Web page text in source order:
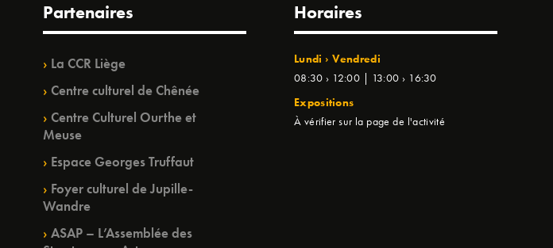
Partenaires
La CCR Liège
Centre culturel de Chênée
Centre Culturel Ourthe et
Meuse
Espace Georges Truffaut
Foyer culturel de Jupille-
Wandre
ASAP – L’Assemblée des
Horaires
Lundi › Vendredi
08:30 › 12:00 | 13:00 › 16:30
Expositions
À vérifier sur la page de l'activité